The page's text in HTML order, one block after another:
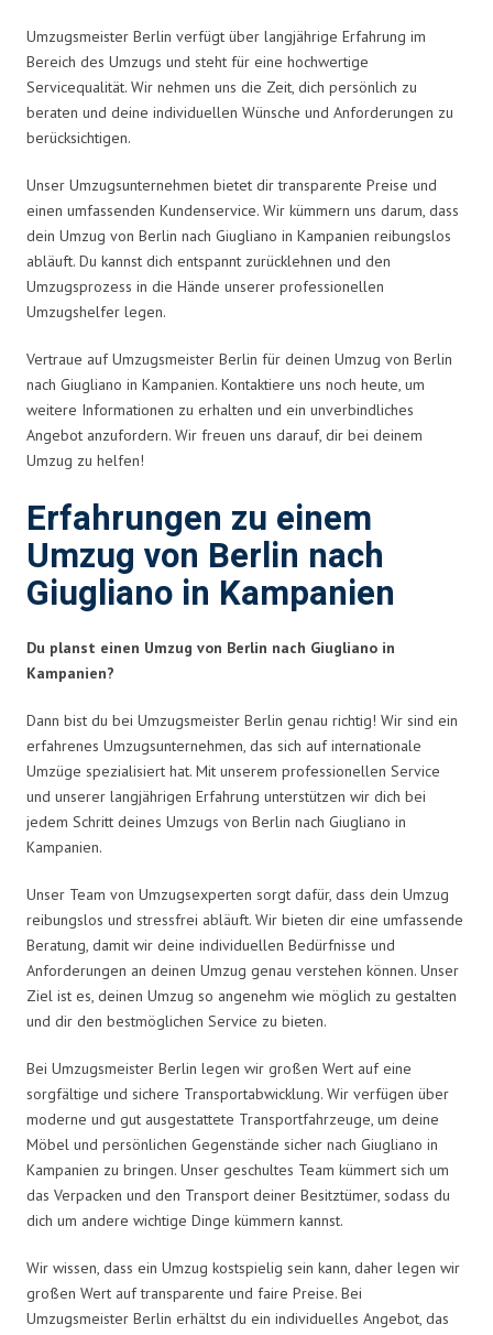
Umzugsmeister Berlin verfügt über langjährige Erfahrung im
Bereich des Umzugs und steht für eine hochwertige
Servicequalität. Wir nehmen uns die Zeit, dich persönlich zu
beraten und deine individuellen Wünsche und Anforderungen zu
berücksichtigen.
Unser Umzugsunternehmen bietet dir transparente Preise und
einen umfassenden Kundenservice. Wir kümmern uns darum, dass
dein Umzug von Berlin nach Giugliano in Kampanien reibungslos
abläuft. Du kannst dich entspannt zurücklehnen und den
Umzugsprozess in die Hände unserer professionellen
Umzugshelfer legen.
Vertraue auf Umzugsmeister Berlin für deinen Umzug von Berlin
nach Giugliano in Kampanien. Kontaktiere uns noch heute, um
weitere Informationen zu erhalten und ein unverbindliches
Angebot anzufordern. Wir freuen uns darauf, dir bei deinem
Umzug zu helfen!
Erfahrungen zu einem
Umzug von Berlin nach
Giugliano in Kampanien
Du planst einen Umzug von Berlin nach Giugliano in
Kampanien?
Dann bist du bei Umzugsmeister Berlin genau richtig! Wir sind ein
erfahrenes Umzugsunternehmen, das sich auf internationale
Umzüge spezialisiert hat. Mit unserem professionellen Service
und unserer langjährigen Erfahrung unterstützen wir dich bei
jedem Schritt deines Umzugs von Berlin nach Giugliano in
Kampanien.
Unser Team von Umzugsexperten sorgt dafür, dass dein Umzug
reibungslos und stressfrei abläuft. Wir bieten dir eine umfassende
Beratung, damit wir deine individuellen Bedürfnisse und
Anforderungen an deinen Umzug genau verstehen können. Unser
Ziel ist es, deinen Umzug so angenehm wie möglich zu gestalten
und dir den bestmöglichen Service zu bieten.
Bei Umzugsmeister Berlin legen wir großen Wert auf eine
sorgfältige und sichere Transportabwicklung. Wir verfügen über
moderne und gut ausgestattete Transportfahrzeuge, um deine
Möbel und persönlichen Gegenstände sicher nach Giugliano in
Kampanien zu bringen. Unser geschultes Team kümmert sich um
das Verpacken und den Transport deiner Besitztümer, sodass du
dich um andere wichtige Dinge kümmern kannst.
Wir wissen, dass ein Umzug kostspielig sein kann, daher legen wir
großen Wert auf transparente und faire Preise. Bei
Umzugsmeister Berlin erhältst du ein individuelles Angebot, das